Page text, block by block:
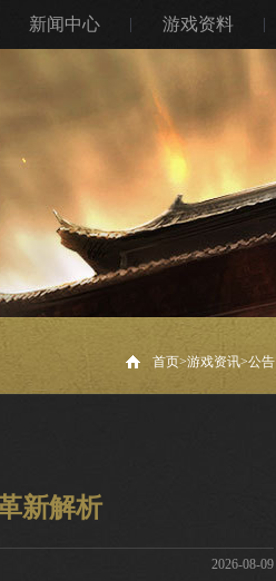
新闻中心 游戏资料
首页>游戏资讯>公告
新解析
2026-08-09